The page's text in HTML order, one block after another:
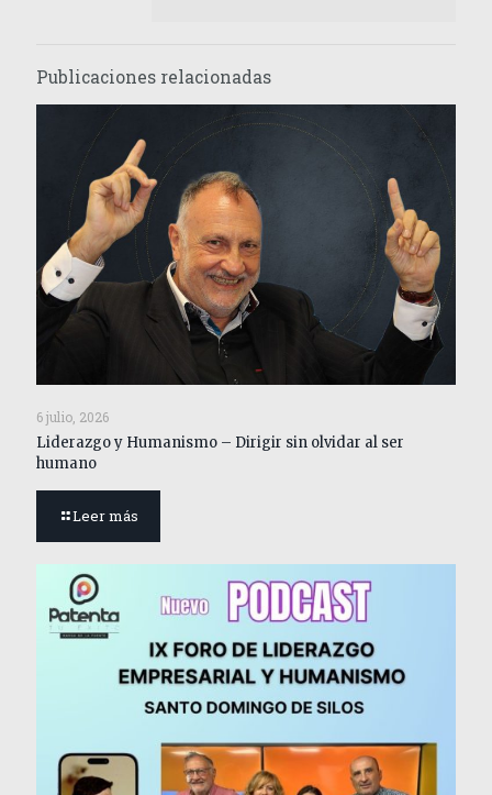
Publicaciones relacionadas
6 julio, 2026
Liderazgo y Humanismo – Dirigir sin olvidar al ser
humano
Leer más